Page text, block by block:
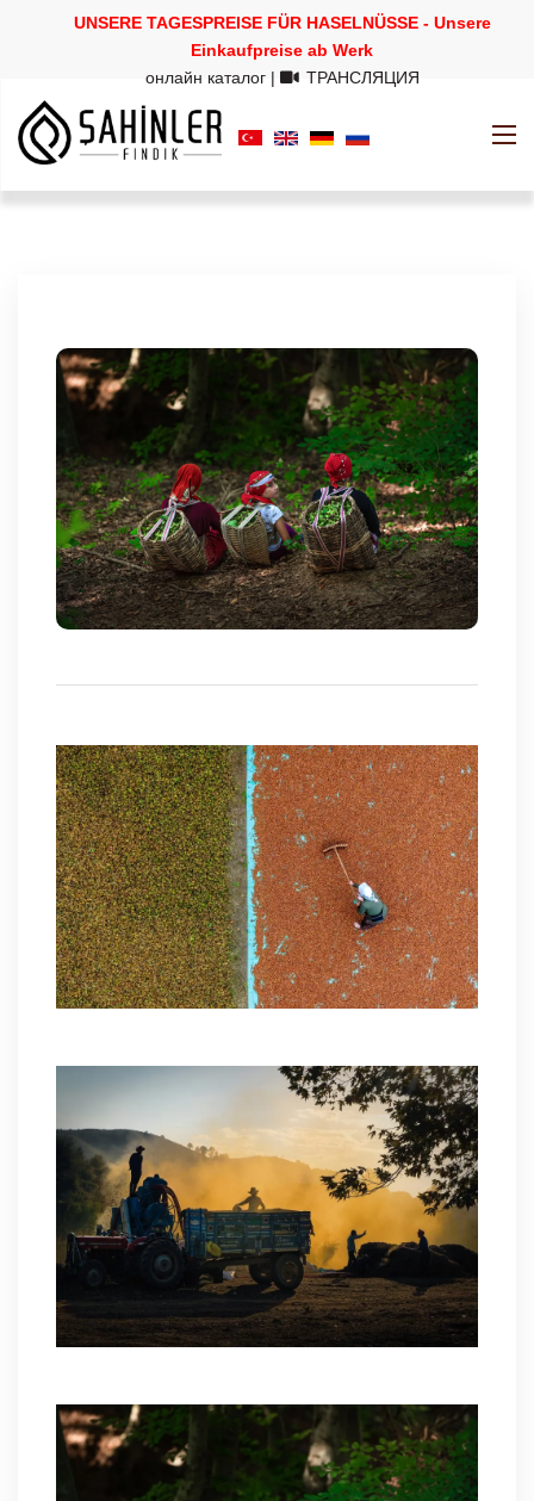
UNSERE TAGESPREISE FÜR HASELNÜSSE - Unsere
Einkaufpreise ab Werk
онлайн каталог | ТРАНСЛЯЦИЯ